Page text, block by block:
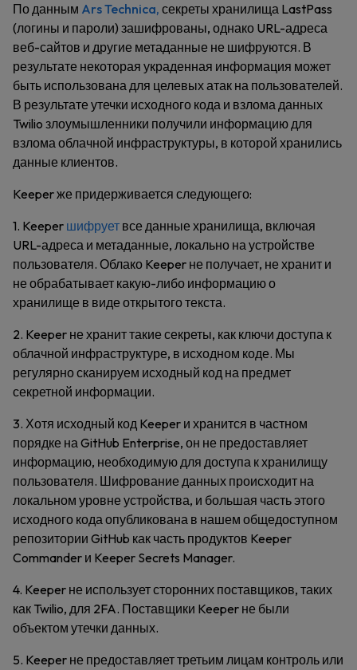
По данным Ars Technica, секреты хранилища LastPass
(логины и пароли) зашифрованы, однако URL-адреса
веб-сайтов и другие метаданные не шифруются. В
результате некоторая украденная информация может
быть использована для целевых атак на пользователей.
В результате утечки исходного кода и взлома данных
Twilio злоумышленники получили информацию для
взлома облачной инфраструктуры, в которой хранились
данные клиентов.
Keeper же придерживается следующего:
1. Keeper шифрует все данные хранилища, включая
URL-адреса и метаданные, локально на устройстве
пользователя. Облако Keeper не получает, не хранит и
не обрабатывает какую-либо информацию о
хранилище в виде открытого текста.
2. Keeper не хранит такие секреты, как ключи доступа к
облачной инфраструктуре, в исходном коде. Мы
регулярно сканируем исходный код на предмет
секретной информации.
3. Хотя исходный код Keeper и хранится в частном
порядке на GitHub Enterprise, он не предоставляет
информацию, необходимую для доступа к хранилищу
пользователя. Шифрование данных происходит на
локальном уровне устройства, и большая часть этого
исходного кода опубликована в нашем общедоступном
репозитории GitHub как часть продуктов Keeper
Commander и Keeper Secrets Manager.
4. Keeper не использует сторонних поставщиков, таких
как Twilio, для 2FA. Поставщики Keeper не были
объектом утечки данных.
5. Keeper не предоставляет третьим лицам контроль или